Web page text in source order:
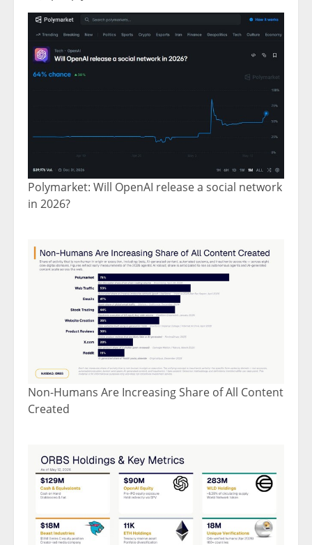
Polymarket: Will OpenAI release a social network
in 2026?
Non-Humans Are Increasing Share of All Content
Created